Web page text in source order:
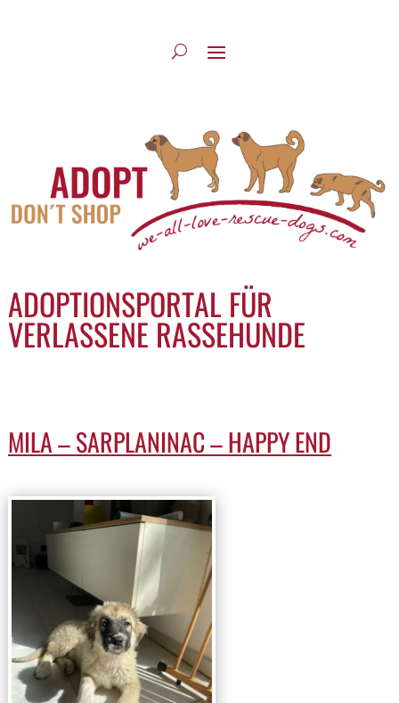
ADOPTIONSPORTAL FÜR
VERLASSENE RASSEHUNDE
MILA – SARPLANINAC – HAPPY END